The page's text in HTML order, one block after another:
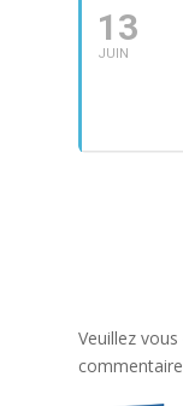
13
JUIN
Veuillez